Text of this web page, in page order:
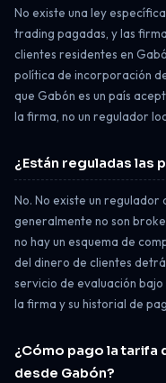
No existe una ley
trading pagadas, y las
clientes residentes en
política de incorporación
que Gabón es un país
la firma, no un regulador
¿Están reguladas las
No. No existe un
generalmente no son
no hay un esquema de
del dinero de clientes
servicio de evaluación
la firma y su historial de
¿Cómo pago la tarifa
desde Gabón?